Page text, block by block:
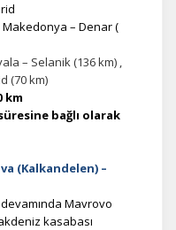
– Denar (
– Selanik (136 km) ,
(70 km)
km
bağlı olarak
(Kalkandelen) –
devamında Mavrovo
kasabası